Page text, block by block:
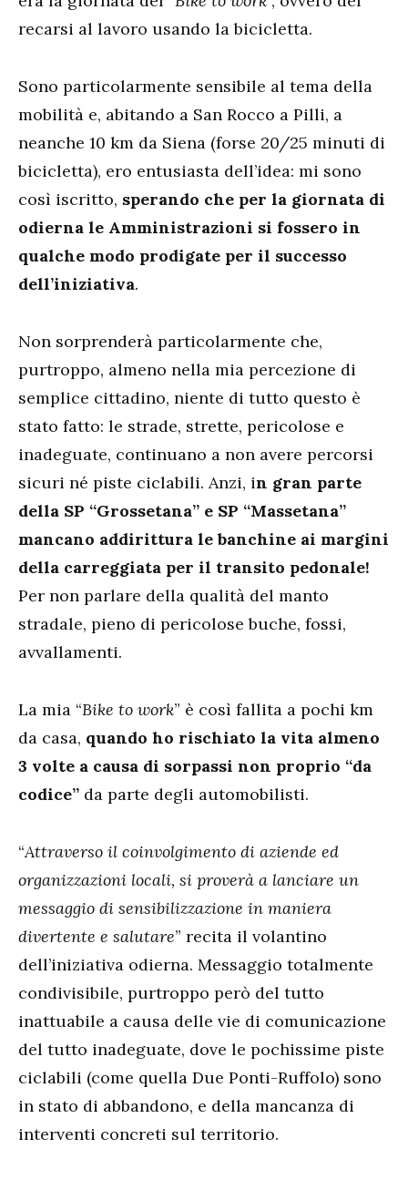
recarsi al lavoro usando la bicicletta.
Sono particolarmente sensibile al tema della
mobilità e, abitando a San Rocco a Pilli, a
neanche 10 km da Siena (forse 20/25 minuti di
bicicletta), ero entusiasta dell’idea: mi sono
così iscritto, sperando che per la giornata di
odierna le Amministrazioni si fossero in
qualche modo prodigate per il successo
dell’iniziativa.
Non sorprenderà particolarmente che,
purtroppo, almeno nella mia percezione di
semplice cittadino, niente di tutto questo è
stato fatto: le strade, strette, pericolose e
inadeguate, continuano a non avere percorsi
sicuri né piste ciclabili. Anzi, in gran parte
della SP “Grossetana” e SP “Massetana”
mancano addirittura le banchine ai margini
della carreggiata per il transito pedonale!
Per non parlare della qualità del manto
stradale, pieno di pericolose buche, fossi,
avvallamenti.
La mia “Bike to work” è così fallita a pochi km
da casa, quando ho rischiato la vita almeno
3 volte a causa di sorpassi non proprio “da
codice” da parte degli automobilisti.
“Attraverso il coinvolgimento di aziende ed
organizzazioni locali, si proverà a lanciare un
messaggio di sensibilizzazione in maniera
divertente e salutare” recita il volantino
dell’iniziativa odierna. Messaggio totalmente
condivisibile, purtroppo però del tutto
inattuabile a causa delle vie di comunicazione
del tutto inadeguate, dove le pochissime piste
ciclabili (come quella Due Ponti-Ruffolo) sono
in stato di abbandono, e della mancanza di
interventi concreti sul territorio.